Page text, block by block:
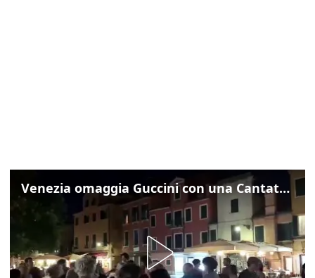
Venezia omaggia Guccini con una Cantata Anarchica in campo Santa Margherita